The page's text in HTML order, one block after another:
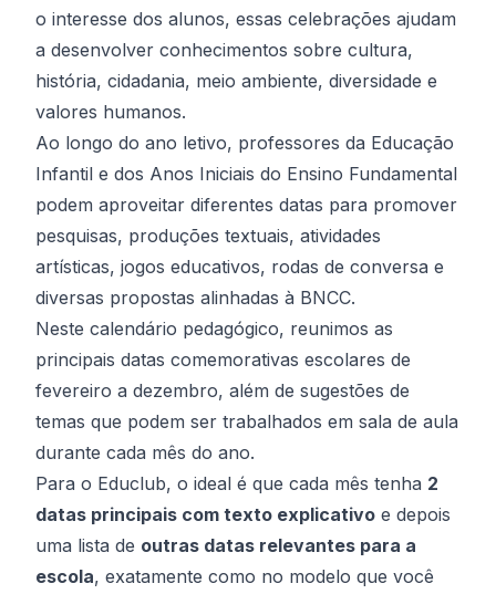
o interesse dos alunos, essas celebrações ajudam
a desenvolver conhecimentos sobre cultura,
história, cidadania, meio ambiente, diversidade e
valores humanos.
Ao longo do ano letivo, professores da Educação
Infantil e dos Anos Iniciais do Ensino Fundamental
podem aproveitar diferentes datas para promover
pesquisas, produções textuais, atividades
artísticas, jogos educativos, rodas de conversa e
diversas propostas alinhadas à BNCC.
Neste calendário pedagógico, reunimos as
principais datas comemorativas escolares de
fevereiro a dezembro, além de sugestões de
temas que podem ser trabalhados em sala de aula
durante cada mês do ano.
Para o Educlub, o ideal é que cada mês tenha 2
datas principais com texto explicativo e depois
uma lista de outras datas relevantes para a
escola, exatamente como no modelo que você